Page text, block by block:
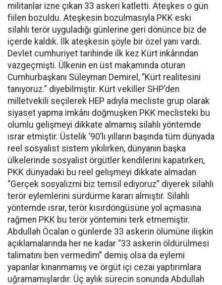
militanlar izne çıkan 33 askeri katletti. Ateşkes o gün
fiilen bozuldu. Ateşkesin bozulmasıyla PKK eski
silahlı terör uyguladığı günlerine geri dönünce biz de
içerde kaldık. İlk ateşkesin şöyle bir özel yanı vardı.
Devlet cumhuriyet tarihinde ilk kez Kürt inkârından
vazgeçmişti. Ülkenin en üst makamında oturan
Cumhurbaşkanı Süleyman Demirel, “Kürt realitesini
tanıyoruz.” diyebilmiştir. Kürt vekiller SHP’den
milletvekili seçilerek HEP adıyla mecliste grup olarak
siyaset yapma imkânı doğmuşken PKK meclisteki bu
olumlu gelişmeyi dikkate almamış silahlı yöntemde
ısrar etmiştir. Üstelik ’90’lı yılların başında tüm dünyada
reel sosyalist sistem yıkılırken, dünyanın başka
ülkelerinde sosyalist örgütler kendilerini kapatırken,
PKK dünyadaki bu reel gelişmeyi dikkate almadan
“Gerçek sosyalizmi biz temsil ediyoruz” diyerek silahlı
terör eylemlerini sürdürme kararı almıştır. Silahlı
yöntemde ısrar, terör kısırdöngüsüne yol açmasına
rağmen PKK bu terör yöntemini terk etmemiştir.
Abdullah Öcalan o günlerde 33 askerin ölümüne ilişkin
açıklamalarında her ne kadar “33 askerin öldürülmesi
talimatını ben vermedim” demiş olsa da eylemi
yapanlar kınanmamış ve örgüt içi cezai yaptırımlara
uğramamışlardır. Üç aylık sürecin sonunda Abdullah